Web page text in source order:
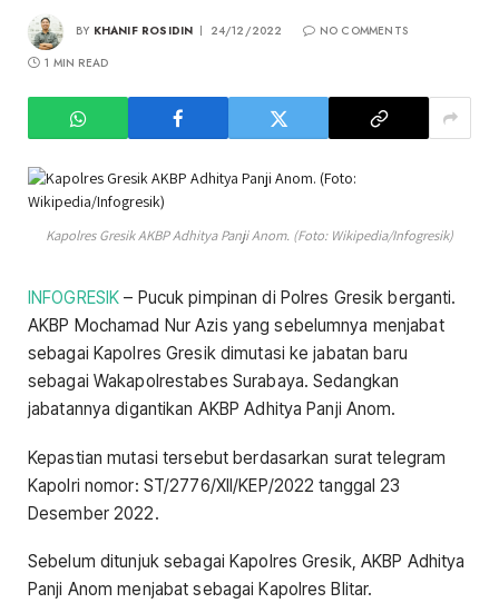
BY KHANIF ROSIDIN 24/12/2022
NO COMMENTS
1 MIN READ
Kapolres Gresik AKBP Adhitya Panji Anom. (Foto: Wikipedia/Infogresik)
INFOGRESIK – Pucuk pimpinan di Polres Gresik berganti.
AKBP Mochamad Nur Azis yang sebelumnya menjabat
sebagai Kapolres Gresik dimutasi ke jabatan baru
sebagai Wakapolrestabes Surabaya. Sedangkan
jabatannya digantikan AKBP Adhitya Panji Anom.
Kepastian mutasi tersebut berdasarkan surat telegram
Kapolri nomor: ST/2776/XII/KEP/2022 tanggal 23
Desember 2022.
Sebelum ditunjuk sebagai Kapolres Gresik, AKBP Adhitya
Panji Anom menjabat sebagai Kapolres Blitar.